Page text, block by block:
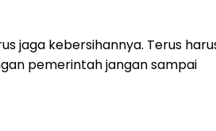
jaga kebersihannya. Terus
pemerintah jangan sampai